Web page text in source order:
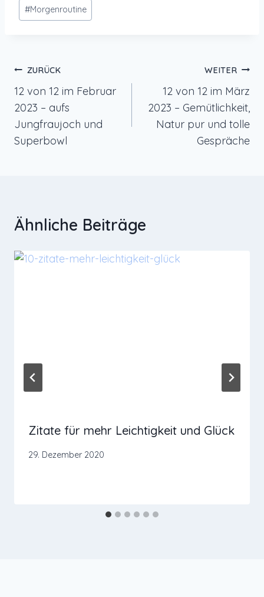
#Morgenroutine
Beitragsnavigation
ZURÜCK
12 von 12 im Februar
2023 – aufs
Jungfraujoch und
Superbowl
WEITER
12 von 12 im März
2023 – Gemütlichkeit,
Natur pur und tolle
Gespräche
Ähnliche Beiträge
Zitate für mehr Leichtigkeit und Glück
29. Dezember 2020